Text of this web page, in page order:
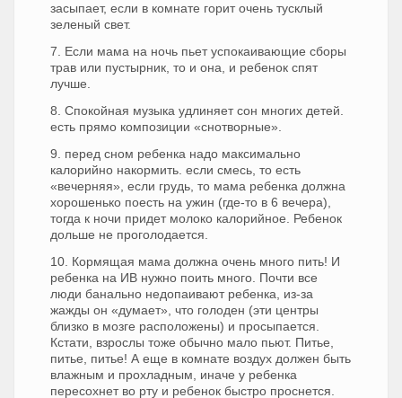
засыпает, если в комнате горит очень тусклый
зеленый свет.
7. Если мама на ночь пьет успокаивающие сборы
трав или пустырник, то и она, и ребенок спят
лучше.
8. Спокойная музыка удлиняет сон многих детей.
есть прямо композиции «снотворные».
9. перед сном ребенка надо максимально
калорийно накормить. если смесь, то есть
«вечерняя», если грудь, то мама ребенка должна
хорошенько поесть на ужин (где-то в 6 вечера),
тогда к ночи придет молоко калорийное. Ребенок
дольше не проголодается.
10. Кормящая мама должна очень много пить! И
ребенка на ИВ нужно поить много. Почти все
люди банально недопаивают ребенка, из-за
жажды он «думает», что голоден (эти центры
близко в мозге расположены) и просыпается.
Кстати, взрослы тоже обычно мало пьют. Питье,
питье, питье! А еще в комнате воздух должен быть
влажным и прохладным, иначе у ребенка
пересохнет во рту и ребенок быстро проснется.